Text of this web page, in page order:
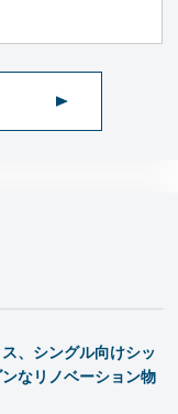
、シングル向けシッ
なリノベーション物